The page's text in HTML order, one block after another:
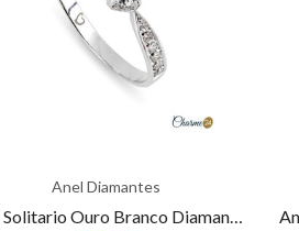
Anel Diamantes
Anel Solitario Ouro Branco Diamantes 19,25K ANR5217B